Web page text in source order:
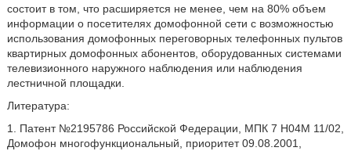
состоит в том, что расширяется не менее, чем на 80% объем
информации о посетителях домофонной сети с возможностью
использования домофонных переговорных телефонных пультов
квартирных домофонных абонентов, оборудованных системами
телевизионного наружного наблюдения или наблюдения
лестничной площадки.
Литература:
1. Патент №2195786 Российской Федерации, МПК 7 Н04М 11/02,
Домофон многофункциональный, приоритет 09.08.2001,